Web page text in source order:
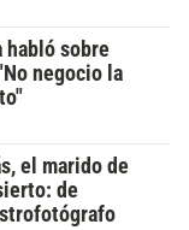
habló sobre
negocio la
el marido de
de